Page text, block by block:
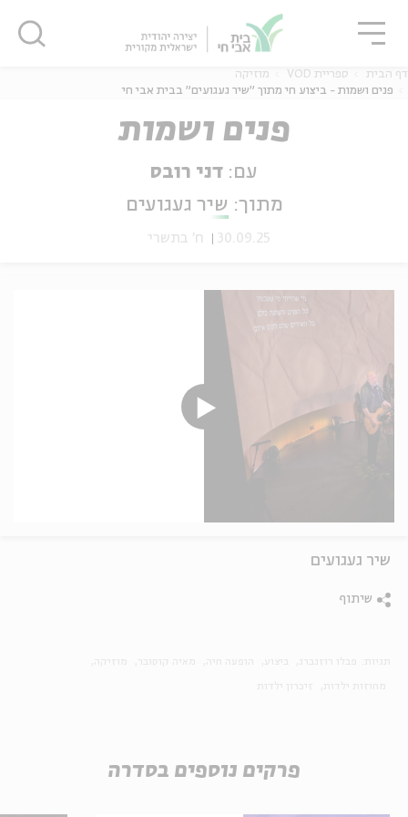
דף הבית ספריית VOD
מוזיקה
פנים ושמות - ביצוע חי מתוך "שיר געגועים" בבית אבי חי
פנים ושמות
עם: דני רובס
מתוך: שיר געגועים
30.09.25 ח' בתשרי
שיר געגועים
שיתוף
פרקים נוספים בסדרה
סגור